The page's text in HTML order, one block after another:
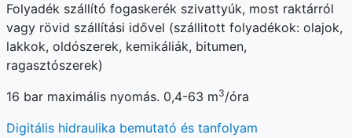
Folyadék szállító fogaskerék szivattyúk, most raktárról
vagy rövid szállítási idővel (szállitott folyadékok: olajok,
lakkok, oldószerek, kemikáliák, bitumen,
ragasztószerek)
16 bar maximális nyomás. 0,4-63 m3/óra
Digitális hidraulika bemutató és tanfolyam